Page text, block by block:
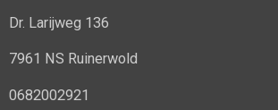
Dr. Larijweg 136
7961 NS Ruinerwold
0682002921